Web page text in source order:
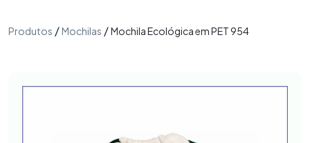
Produtos /Mochilas /Mochila Ecológica em PET 954